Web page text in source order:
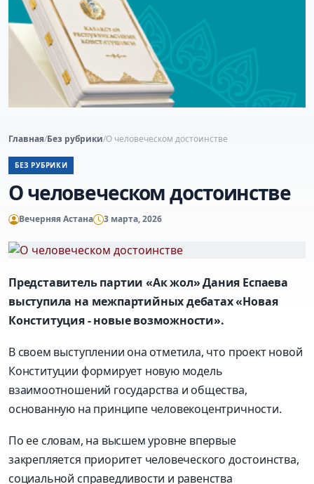
Главная/Без рубрики/О человеческом достоинстве
БЕЗ РУБРИКИ
О человеческом достоинстве
Вечерняя Астана 3 марта, 2026
Представитель партии «Ак жол» Дания Еспаева
выступила на межпартийных дебатах «Новая
Конституция - новые возможности».
В своем выступлении она отметила, что проект новой
Конституции формирует новую модель
взаимоотношений государства и общества,
основанную на принципе человекоцентричности.
По ее словам, на высшем уровне впервые
закрепляется приоритет человеческого достоинства,
социальной справедливости и равенства